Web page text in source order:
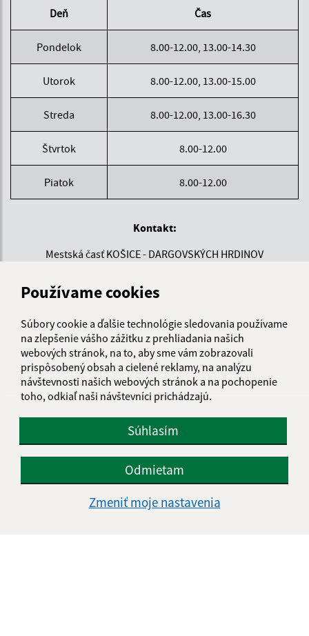
Používame cookies
Súbory cookie a ďalšie technológie sledovania používame
na zlepšenie vášho zážitku z prehliadania našich
webových stránok, na to, aby sme vám zobrazovali
prispôsobený obsah a cielené reklamy, na analýzu
návštevnosti našich webových stránok a na pochopenie
toho, odkiaľ naši návštevníci prichádzajú.
Súhlasím
Odmietam
Zmeniť moje nastavenia
Deň Čas
Pondelok 8.00-12.00, 13.00-14.30
Utorok 8.00-12.00, 13.00-15.00
Streda 8.00-12.00, 13.00-16.30
Štvrtok 8.00-12.00
Piatok 8.00-12.00
Kontakt:
Mestská časť KOŠICE - DARGOVSKÝCH HRDINOV
040 22 Košice
+421 55 300 90 01
IČO: 00690988